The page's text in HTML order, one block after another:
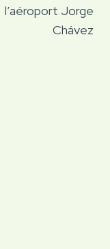
l’aéroport Jorge
Chávez